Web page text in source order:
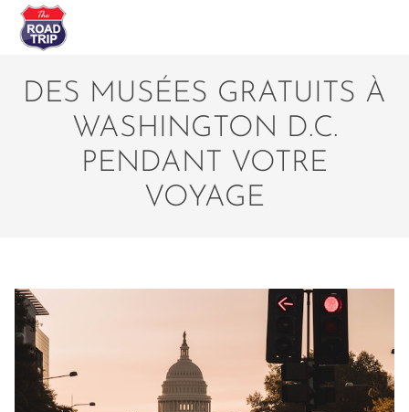
DES MUSÉES GRATUITS À
WASHINGTON D.C.
PENDANT VOTRE
VOYAGE